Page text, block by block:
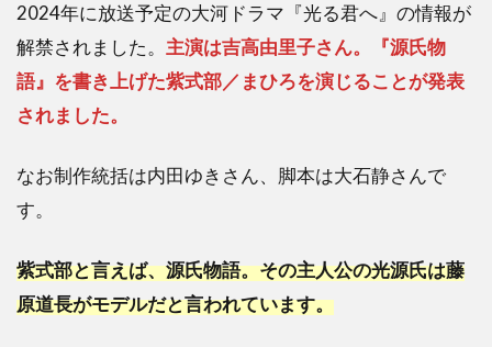
2024年に放送予定の大河ドラマ『光る君へ』の情報が
解禁されました。 主演は吉高由里子さん。『源氏物
語』を書き上げた紫式部／まひろを演じることが発表
されました。
なお制作統括は内田ゆきさん、脚本は大石静さんで
す。
紫式部と言えば、源氏物語。その主人公の光源氏は藤
原道長がモデルだと言われています。